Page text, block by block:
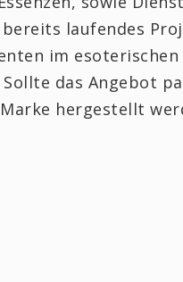
laufendes
im
das Angebot
hergestellt